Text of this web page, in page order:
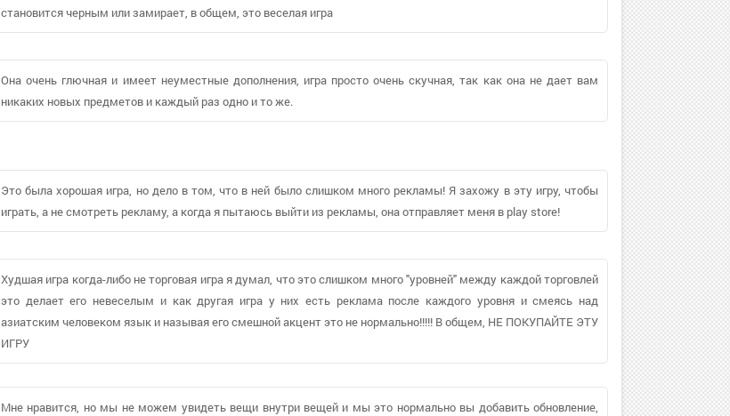
становится черным или замирает, в общем, это веселая игра
Она очень глючная и имеет неуместные дополнения, игра просто очень скучная, так как она не дает вам
никаких новых предметов и каждый раз одно и то же.
Это была хорошая игра, но дело в том, что в ней было слишком много рекламы! Я захожу в эту игру, чтобы
играть, а не смотреть рекламу, а когда я пытаюсь выйти из рекламы, она отправляет меня в play store!
Худшая игра когда-либо не торговая игра я думал, что это слишком много "уровней" между каждой торговлей
это делает его невеселым и как другая игра у них есть реклама после каждого уровня и смеясь над
азиатским человеком язык и называя его смешной акцент это не нормально!!!!! В общем, НЕ ПОКУПАЙТЕ ЭТУ
ИГРУ
Мне нравится, но мы не можем увидеть вещи внутри вещей и мы это нормально вы добавить обновление,